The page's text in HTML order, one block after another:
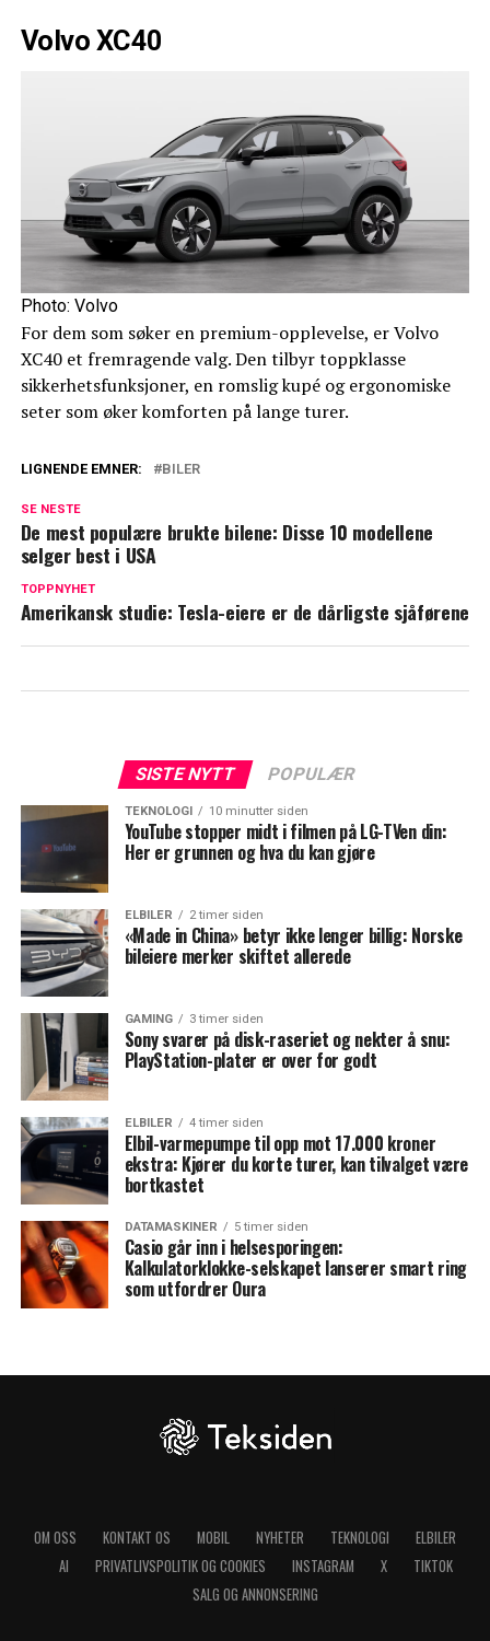
Volvo XC40
Photo: Volvo
For dem som søker en premium-opplevelse, er Volvo
XC40 et fremragende valg. Den tilbyr toppklasse
sikkerhetsfunksjoner, en romslig kupé og ergonomiske
seter som øker komforten på lange turer.
LIGNENDE EMNER: BILER
SE NESTE
De mest populære brukte bilene: Disse 10 modellene
selger best i USA
TOPPNYHET
Amerikansk studie: Tesla-eiere er de dårligste sjåførene
SISTE NYTT POPULÆR
TEKNOLOGI 10 minutter siden
YouTube stopper midt i filmen på LG-TVen din:
Her er grunnen og hva du kan gjøre
ELBILER 2 timer siden
«Made in China» betyr ikke lenger billig: Norske
bileiere merker skiftet allerede
GAMING 3 timer siden
Sony svarer på disk-raseriet og nekter å snu:
PlayStation-plater er over for godt
ELBILER 4 timer siden
Elbil-varmepumpe til opp mot 17.000 kroner
ekstra: Kjører du korte turer, kan tilvalget være
bortkastet
DATAMASKINER 5 timer siden
Casio går inn i helsesporingen:
Kalkulatorklokke-selskapet lanserer smart ring
som utfordrer Oura
OM OSS KONTAKT OS MOBIL NYHETER TEKNOLOGI
ELBILER
AI
PRIVATLIVSPOLITIK OG COOKIES INSTAGRAM X
TIKTOK
SALG OG ANNONSERING